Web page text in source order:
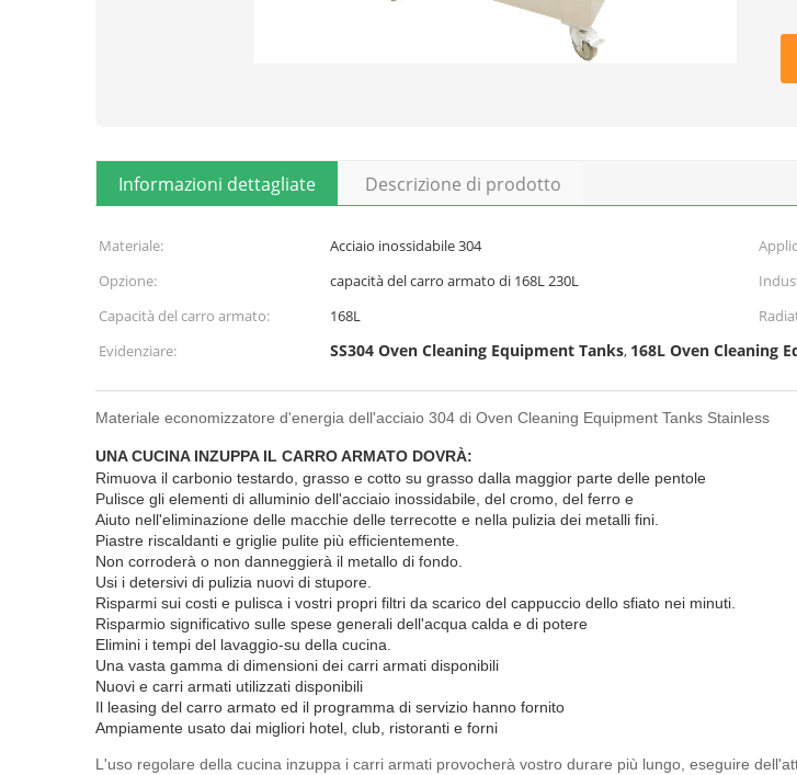
Informazioni dettagliate Descrizione di prodotto
Materiale: Acciaio inossidabile 304
Opzione:
capacità del carro armato di 168L 230L
Capacità del carro armato:
168L
Evidenziare:
SS304 Oven Cleaning Equipment Tanks, 168L Oven Cleaning
Materiale economizzatore d'energia dell'acciaio 304 di Oven Cleaning Equipment Tanks Stainless
UNA CUCINA INZUPPA IL CARRO ARMATO DOVRÀ:
Rimuova il carbonio testardo, grasso e cotto su grasso dalla maggior parte delle pentole
Pulisce gli elementi di alluminio dell'acciaio inossidabile, del cromo, del ferro e
Aiuto nell'eliminazione delle macchie delle terrecotte e nella pulizia dei metalli fini.
Piastre riscaldanti e griglie pulite più efficientemente.
Non corroderà o non danneggierà il metallo di fondo.
Usi i detersivi di pulizia nuovi di stupore.
Risparmi sui costi e pulisca i vostri propri filtri da scarico del cappuccio dello sfiato nei minuti.
Risparmio significativo sulle spese generali dell'acqua calda e di potere
Elimini i tempi del lavaggio-su della cucina.
Una vasta gamma di dimensioni dei carri armati disponibili
Nuovi e carri armati utilizzati disponibili
Il leasing del carro armato ed il programma di servizio hanno fornito
Ampiamente usato dai migliori hotel, club, ristoranti e forni
L'uso regolare della cucina inzuppa i carri armati provocherà vostro durare più lungo, eseguire